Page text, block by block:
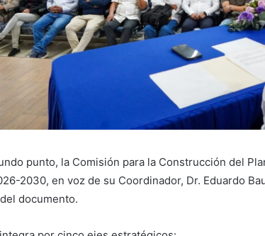
punto, la Comisión para la Construcción del
2030, en voz de su Coordinador, Dr. Eduardo
documento.